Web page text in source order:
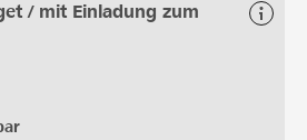
/ mit Einladung zum